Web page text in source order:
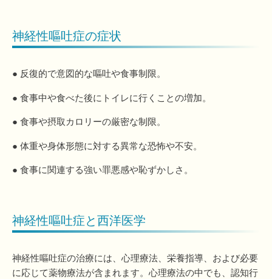
神経性嘔吐症の症状
● 反復的で意図的な嘔吐や食事制限。
● 食事中や食べた後にトイレに行くことの増加。
● 食事や摂取カロリーの厳密な制限。
● 体重や身体形態に対する異常な恐怖や不安。
● 食事に関連する強い罪悪感や恥ずかしさ。
神経性嘔吐症と西洋医学
神経性嘔吐症の治療には、心理療法、栄養指導、および必要
に応じて薬物療法が含まれます。心理療法の中でも、認知行